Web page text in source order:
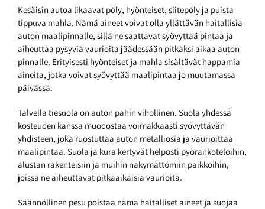
Kesäisin autoa likaavat pöly, hyönteiset, siitepöly ja puista
tippuva mahla. Nämä aineet voivat olla yllättävän haitallisia
auton maalipinnalle, sillä ne saattavat syövyttää pintaa ja
aiheuttaa pysyviä vaurioita jäädessään pitkäksi aikaa auton
pinnalle. Erityisesti hyönteiset ja mahla sisältävät happamia
aineita, jotka voivat syövyttää maalipintaa jo muutamassa
päivässä.
Talvella tiesuola on auton pahin vihollinen. Suola yhdessä
kosteuden kanssa muodostaa voimakkaasti syövyttävän
yhdisteen, joka ruostuttaa auton metalliosia ja vaurioittaa
maalipintaa. Suola ja kura kertyvät helposti pyöränkoteloihin,
alustan rakenteisiin ja muihin näkymättömiin paikkoihin,
joissa ne aiheuttavat pitkäaikaisia vaurioita.
Säännöllinen pesu poistaa nämä haitalliset aineet ja suojaa